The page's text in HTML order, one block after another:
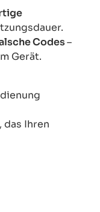
Codes–
Gerät.
Ihren